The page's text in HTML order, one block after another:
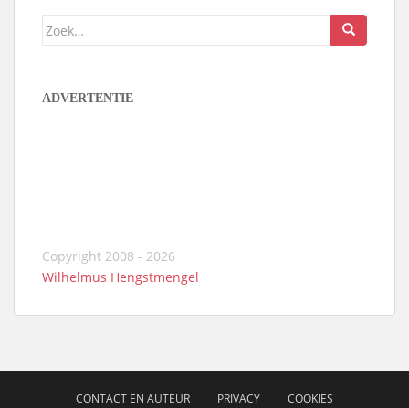
Zoek
ADVERTENTIE
Copyright 2008 - 2026
Wilhelmus Hengstmengel
CONTACT EN AUTEUR PRIVACY COOKIES